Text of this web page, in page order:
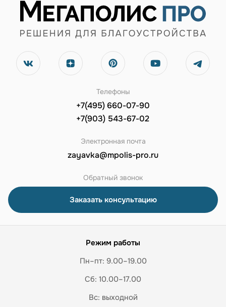
Телефоны
+7(495) 660-07-90
+7(903) 543-67-02
Электронная почта
zayavka@mpolis-pro.ru
Обратный звонок
Заказать консультацию
Режим работы
Пн–пт: 9.00–19.00
Сб: 10.00–17.00
Вс: выходной